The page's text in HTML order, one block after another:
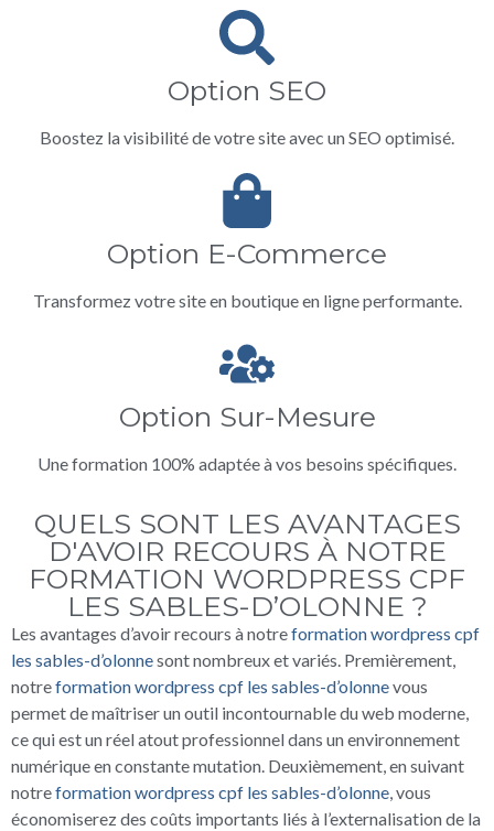
Option SEO
Boostez la visibilité de votre site avec un SEO optimisé.
Option E-Commerce
Transformez votre site en boutique en ligne performante.
Option Sur-Mesure
Une formation 100% adaptée à vos besoins spécifiques.
QUELS SONT LES AVANTAGES
D'AVOIR RECOURS À NOTRE
FORMATION WORDPRESS CPF
LES SABLES-D’OLONNE ?
Les avantages d’avoir recours à notreformation wordpress cpf
les sables-d’olonnesont nombreux et variés. Premièrement,
notreformation wordpress cpf les sables-d’olonnevous
permet de maîtriser un outil incontournable du web moderne,
ce qui est un réel atout professionnel dans un environnement
numérique en constante mutation. Deuxièmement, en suivant
notreformation wordpress cpf les sables-d’olonne, vous
économiserez des coûts importants liés à l’externalisation de la